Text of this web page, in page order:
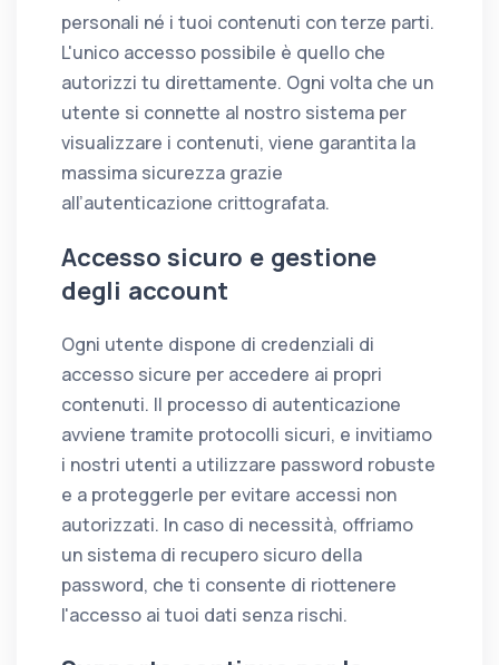
personali né i tuoi contenuti con terze parti.
L'unico accesso possibile è quello che
autorizzi tu direttamente. Ogni volta che un
utente si connette al nostro sistema per
visualizzare i contenuti, viene garantita la
massima sicurezza grazie
all’autenticazione crittografata.
Accesso sicuro e gestione
degli account
Ogni utente dispone di credenziali di
accesso sicure per accedere ai propri
contenuti. Il processo di autenticazione
avviene tramite protocolli sicuri, e invitiamo
i nostri utenti a utilizzare password robuste
e a proteggerle per evitare accessi non
autorizzati. In caso di necessità, offriamo
un sistema di recupero sicuro della
password, che ti consente di riottenere
l'accesso ai tuoi dati senza rischi.